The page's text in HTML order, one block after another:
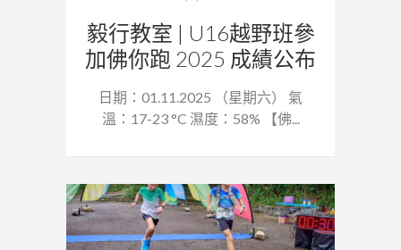
毅行教室 | U16越野班參
加佛你跑 2025 成績公布
日期：01.11.2025 （星期六） 氣
溫：17-23 °C 濕度：58% 【佛...